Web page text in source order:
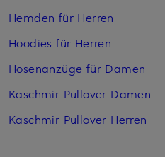
Hemden für Herren
Hoodies für Herren
Hosenanzüge für Damen
Kaschmir Pullover Damen
Kaschmir Pullover Herren